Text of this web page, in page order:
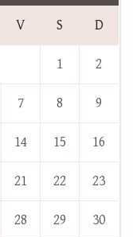
V S D
1 2
7 8 9
14 15 16
21 22 23
28 29 30